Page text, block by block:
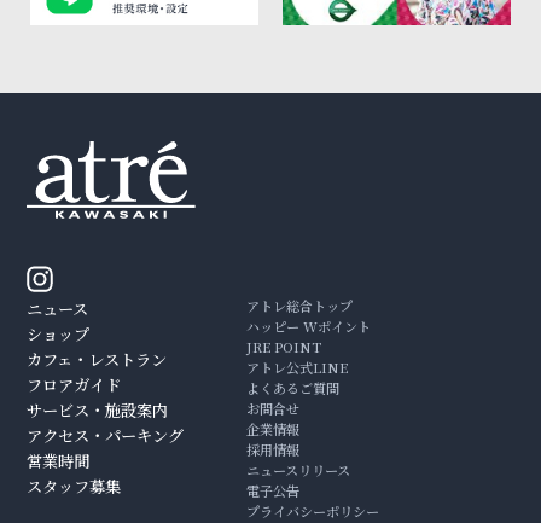
ニュース
ショップ
カフェ・レストラン
フロアガイド
サービス・施設案内
アクセス・パーキング
営業時間
スタッフ募集
アトレ総合トップ
ハッピー Wポイント
JRE POINT
アトレ公式LINE
よくあるご質問
お問合せ
企業情報
採用情報
ニュースリリース
電子公告
プライバシーポリシー